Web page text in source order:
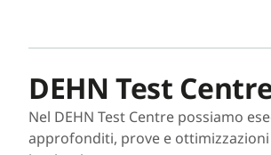
DEHN Test
Nel DEHN Test Centre possiamo
approfonditi, prove e